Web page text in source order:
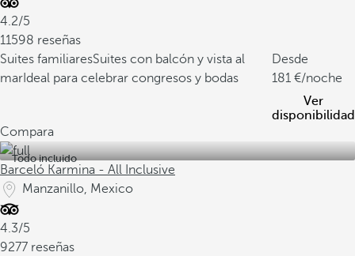
4.2/5
11598 reseñas
Suites familiaresSuites con balcón y vista al
mar Ideal para celebrar congresos y bodas
Desde
181
/noche
Ver
disponibilidad
Compara
Todo incluido
Barceló Karmina - All Inclusive
Manzanillo, Mexico
4.3/5
9277 reseñas